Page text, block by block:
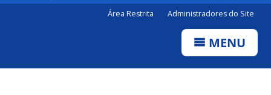
Área Restrita Administradores do Site
MENU